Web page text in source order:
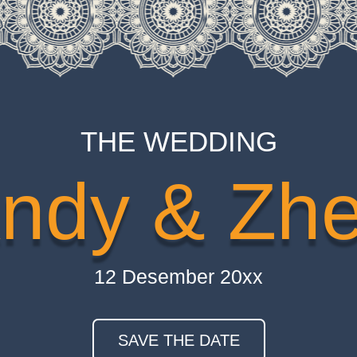
THE WEDDING
&
12 Desember 20xx
SAVE THE DATE